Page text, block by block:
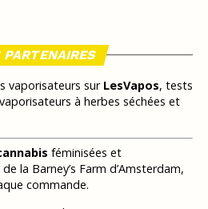
vaporisateurs sur LesVapos, tests
à herbes séchées et
féminisées et
la Barney’s Farm d’Amsterdam,
commande.